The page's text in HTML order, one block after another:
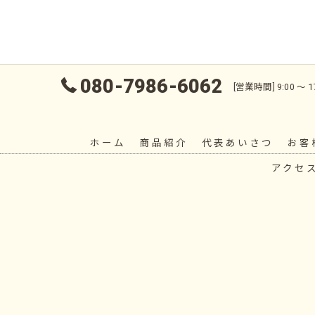
080-7986-6062 [営業時間] 9:00 〜
ホーム 商品紹介 代表あいさつ お客
アクセ